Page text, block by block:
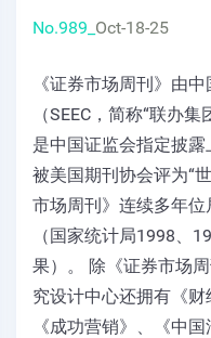
No.989_ Oct-18-25
《证券市场周刊》由
（SEEC，简称“联办
是中国证监会指定披
被美国期刊协会评为“
市场周刊》连续多年
（国家统计局1998、
果）。 除《证券市场
究设计中心还拥有《财
《成功营销》、《中